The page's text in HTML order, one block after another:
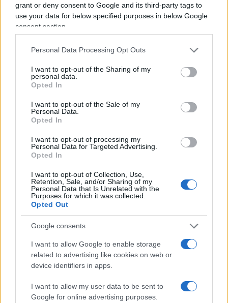
grant or deny consent to Google and its third-party tags to
use your data for below specified purposes in below Google
consent section.
Personal Data Processing Opt Outs
I want to opt-out of the Sharing of my
personal data.
Opted In
I want to opt-out of the Sale of my
Personal Data.
Opted In
I want to opt-out of processing my
Personal Data for Targeted Advertising.
Opted In
I want to opt-out of Collection, Use,
Retention, Sale, and/or Sharing of my
Personal Data that Is Unrelated with the
Purposes for which it was collected.
Opted Out
Google consents
I want to allow Google to enable storage
related to advertising like cookies on web or
device identifiers in apps.
I want to allow my user data to be sent to
Google for online advertising purposes.
Artisti che non vogliono boicottare
diNathan Greppi
Il comunista col Warhol: che bello il